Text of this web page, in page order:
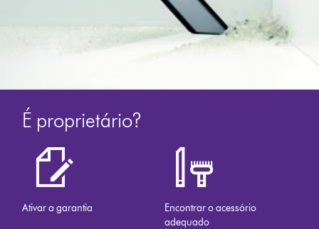
É proprietário?
Ativar a garantia
Encontrar o acessório
adequado